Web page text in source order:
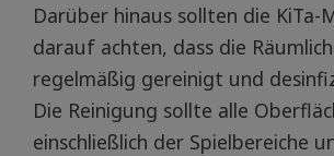
Darüber hinaus sollten die
darauf achten, dass die
regelmäßig gereinigt und
Die Reinigung sollte alle
einschließlich der Spielbereiche